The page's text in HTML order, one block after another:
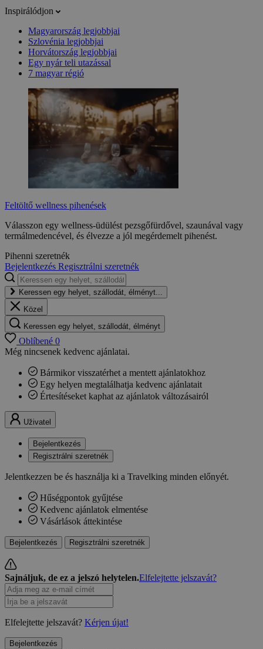
Inspirálódjon
Magyarország legjobbjai
Szlovénia legjobbjai
Horvátország legjobbjai
Egy nyár teli utazással
7 magyar régió
Feltöltő wellness pihenések
Válasszon egy wellness-üdülést pezsgőfürdővel, szaunával vagy
termálmedencével, és élvezze a jól megérdemelt pihenést.
Pihenni szeretnék
Bejelentkezés Regisztrálni szeretnék
Keressen egy helyet, szállodát, élményt...
Közel
Keressen egy helyet, szállodát, élményt
Oblíbené 0
Még nincsenek kedvenc ajánlatai.
Bármikor visszatérhet a mentett ajánlatokhoz
Egy helyen megtalálhatja kedvenc ajánlatait
Értesítéseket kaphat az ajánlatok változásairól
Uživatel
Bejelentkezés
Regisztrálni szeretnék
Jelentkezzen be és használja ki a Travelking minden előnyét.
Hűségpontok gyűjtése
Kedvenc ajánlatok elmentése
Vásárlások áttekintése
Bejelentkezés Regisztrálni szeretnék
Sajnáljuk, de ez a jelszó helytelen.Elfelejtette jelszavát?
Elfelejtette jelszavát? Kérjen újat!
Bejelentkezés